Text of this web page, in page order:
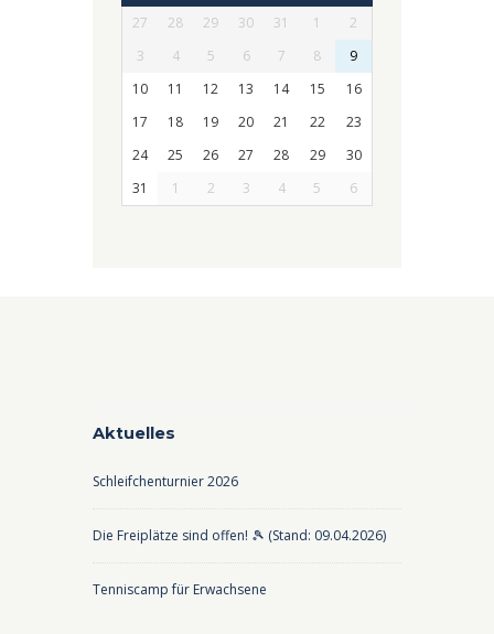
27 28 29 30 31 1
2
3
4 5 6 7 8
9
10
11 12 13 14 15
16
17
18 19 20 21 22
23
24
25 26 27 28 29
30
31
1 2 3 4 5 6
Aktuelles
Schleifchenturnier 2026
Die Freiplätze sind offen! 🎾 (Stand: 09.04.2026)
Tenniscamp für Erwachsene